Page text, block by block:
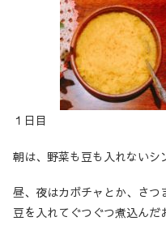
１日目
朝は、野菜も豆も入れないシ
昼、夜はカボチャとか、さつ
豆を入れてぐつぐつ煮込んだ